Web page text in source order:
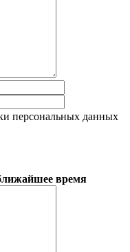
персональных данных
время